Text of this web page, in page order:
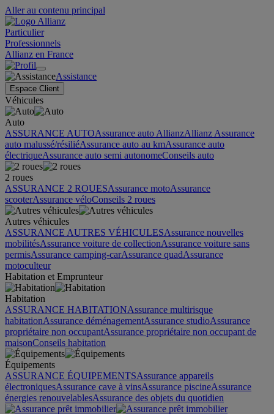
Aller au contenu principal
Particulier
Professionnels
Allianz en France
Assistance
Espace Client
Véhicules
Auto
ASSURANCE AUTOAssurance auto AllianzAllianz Assurance
auto malussé/résiliéAssurance auto au kmAssurance auto
électriqueAssurance auto semi autonomeConseils auto
2 roues
ASSURANCE 2 ROUESAssurance motoAssurance
scooterAssurance véloConseils 2 roues
Autres véhicules
ASSURANCE AUTRES VÉHICULESAssurance nouvelles
mobilitésAssurance voiture de collectionAssurance voiture sans
permisAssurance camping-carAssurance quadAssurance
motoculteur
Habitation et Emprunteur
Habitation
ASSURANCE HABITATIONAssurance multirisque
habitationAssurance déménagementAssurance studioAssurance
propriétaire non occupantAssurance propriétaire non occupant de
maisonConseils habitation
Équipements
ASSURANCE ÉQUIPEMENTSAssurance appareils
électroniquesAssurance cave à vinsAssurance piscineAssurance
énergies renouvelablesAssurance des objets du quotidien